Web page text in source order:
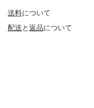
送料について
配送と返品について